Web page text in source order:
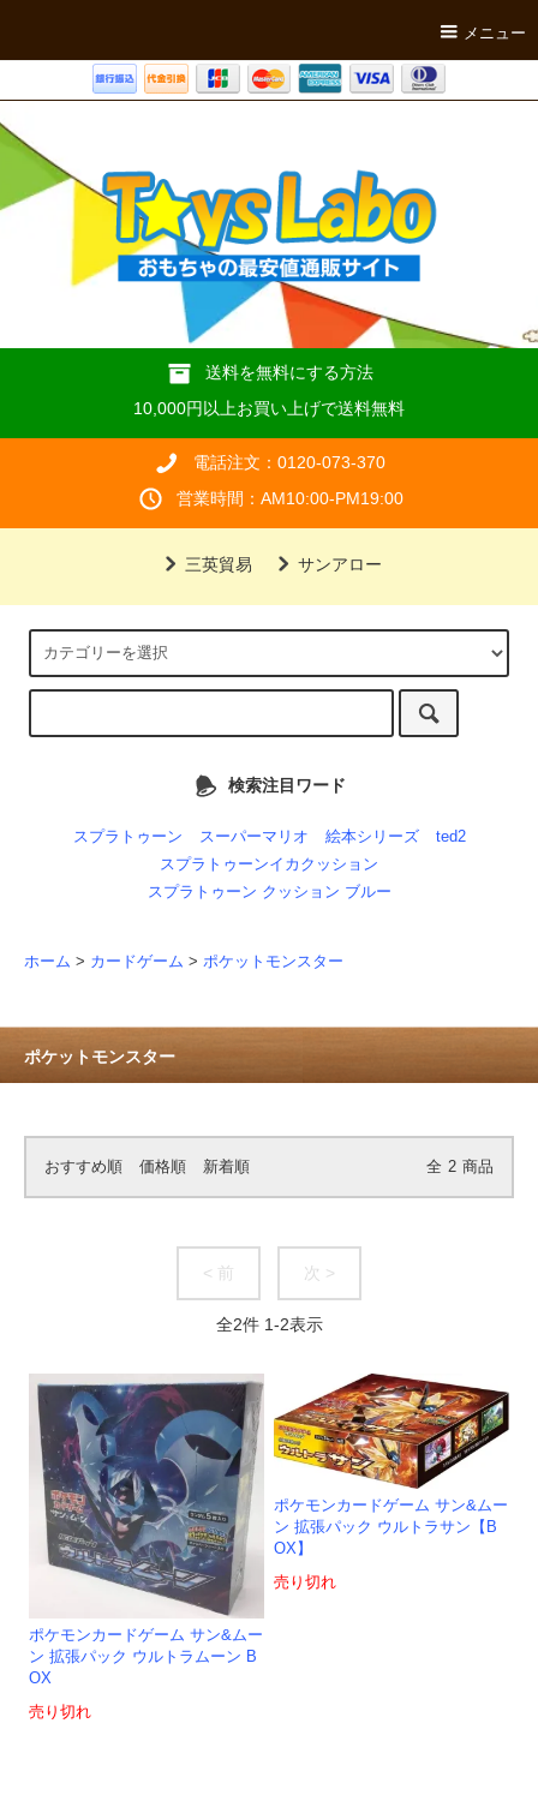
メニュー
送料を無料にする方法
10,000円以上お買い上げで送料無料
電話注文：0120-073-370
営業時間：AM10:00-PM19:00
三英貿易 サンアロー
検索注目ワード
スプラトゥーン スーパーマリオ 絵本シリーズ
ted2
スプラトゥーンイカクッション
スプラトゥーン クッション ブルー
ホーム > カードゲーム > ポケットモンスター
ポケットモンスター
おすすめ順 価格順 新着順 全 2 商品
< 前 次 >
全2件 1-2表示
ポケモンカードゲーム サン&ムー
ン 拡張パック ウルトラムーン B
OX
売り切れ
ポケモンカードゲーム サン&ムー
ン 拡張パック ウルトラサン【B
OX】
売り切れ